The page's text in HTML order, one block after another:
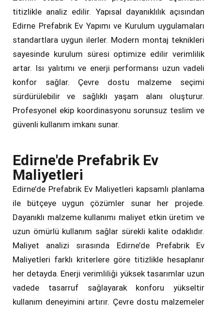
titizlikle analiz edilir. Yapısal dayanıklılık açısından
Edirne Prefabrik Ev Yapımı ve Kurulum uygulamaları
standartlara uygun ilerler. Modern montaj teknikleri
sayesinde kurulum süresi optimize edilir verimlilik
artar. Isı yalıtımı ve enerji performansı uzun vadeli
konfor sağlar. Çevre dostu malzeme seçimi
sürdürülebilir ve sağlıklı yaşam alanı oluşturur.
Profesyonel ekip koordinasyonu sorunsuz teslim ve
güvenli kullanım imkanı sunar.
Edirne'de Prefabrik Ev
Maliyetleri
Edirne’de Prefabrik Ev Maliyetleri kapsamlı planlama
ile bütçeye uygun çözümler sunar her projede.
Dayanıklı malzeme kullanımı maliyet etkin üretim ve
uzun ömürlü kullanım sağlar sürekli kalite odaklıdır.
Maliyet analizi sırasında Edirne’de Prefabrik Ev
Maliyetleri farklı kriterlere göre titizlikle hesaplanır
her detayda. Enerji verimliliği yüksek tasarımlar uzun
vadede tasarruf sağlayarak konforu yükseltir
kullanım deneyimini artırır. Çevre dostu malzemeler